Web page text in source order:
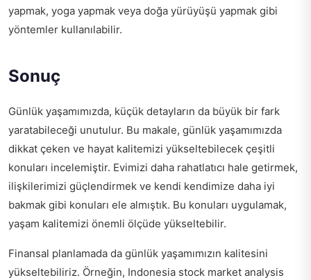
yapmak, yoga yapmak veya doğa yürüyüşü yapmak gibi
yöntemler kullanılabilir.
Sonuç
Günlük yaşamımızda, küçük detayların da büyük bir fark
yaratabileceği unutulur. Bu makale, günlük yaşamımızda
dikkat çeken ve hayat kalitemizi yükseltebilecek çeşitli
konuları incelemiştir. Evimizi daha rahatlatıcı hale getirmek,
ilişkilerimizi güçlendirmek ve kendi kendimize daha iyi
bakmak gibi konuları ele almıştık. Bu konuları uygulamak,
yaşam kalitemizi önemli ölçüde yükseltebilir.
Finansal planlamada da günlük yaşamımızın kalitesini
yükseltebiliriz. Örneğin, Indonesia stock market analysis